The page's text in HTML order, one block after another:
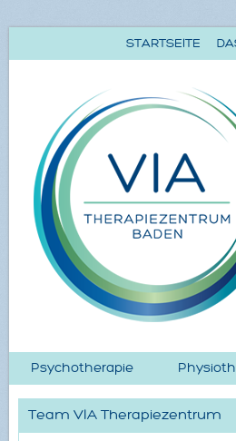
STARTSEITE
Psychotherapie
Team VIA Therapiezentrum